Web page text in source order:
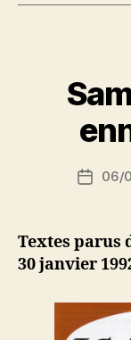
Date06/
Textes parus
30 janvier